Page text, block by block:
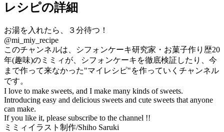
レシピの詳細
お湯を入れたら、３分待つ！
@mi_miy_recipe
このチャンネルは、シフォンケーキ研究家・お菓子作り歴20
年(趣味)のミミィが、シフォンケーキを徹底検証したり、今
まで作って来なかった"マイレシピ"を作っていくチャンネル
です。
I love to make sweets, and I make many kinds of sweets.
Introducing easy and delicious sweets and cute sweets that anyone
can make.
If you like it, please subscribe to the channel !!
ミミィイラスト制作/Shiho Saruki